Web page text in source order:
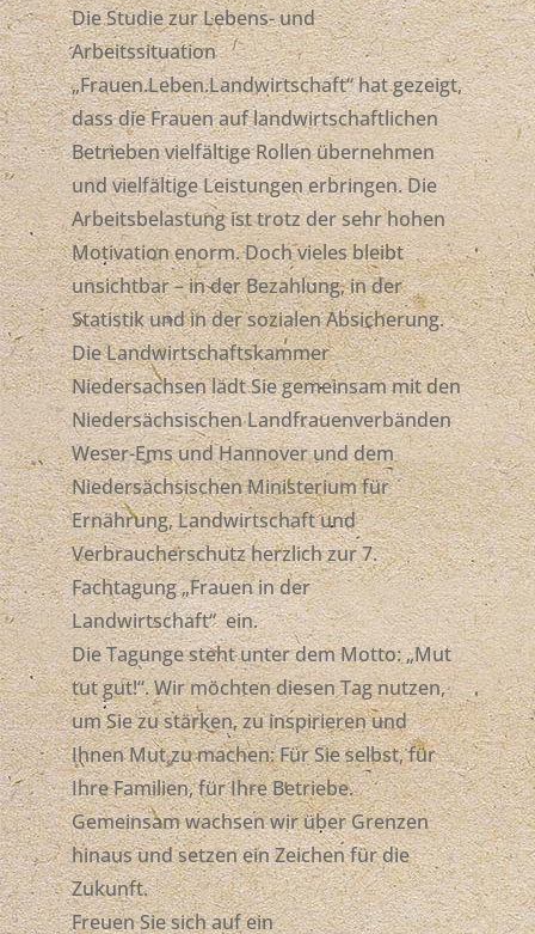
Die Studie zur Lebens- und
Arbeitssituation
„Frauen.Leben.Landwirtschaft“ hat gezeigt,
dass die Frauen auf landwirtschaftlichen
Betrieben vielfältige Rollen übernehmen
und vielfältige Leistungen erbringen. Die
Arbeitsbelastung ist trotz der sehr hohen
Motivation enorm. Doch vieles bleibt
unsichtbar – in der Bezahlung, in der
Statistik und in der sozialen Absicherung.
Die Landwirtschaftskammer
Niedersachsen lädt Sie gemeinsam mit den
Niedersächsischen Landfrauenverbänden
Weser-Ems und Hannover und dem
Niedersächsischen Ministerium für
Ernährung, Landwirtschaft und
Verbraucherschutz herzlich zur 7.
Fachtagung „Frauen in der
Landwirtschaft“ ein.
Die Tagunge steht unter dem Motto: „Mut
tut gut!“. Wir möchten diesen Tag nutzen,
um Sie zu stärken, zu inspirieren und
Ihnen Mut zu machen: Für Sie selbst, für
Ihre Familien, für Ihre Betriebe.
Gemeinsam wachsen wir über Grenzen
hinaus und setzen ein Zeichen für die
Zukunft.
Freuen Sie sich auf ein